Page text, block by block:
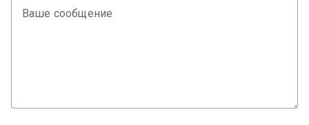
Ваше сообщение